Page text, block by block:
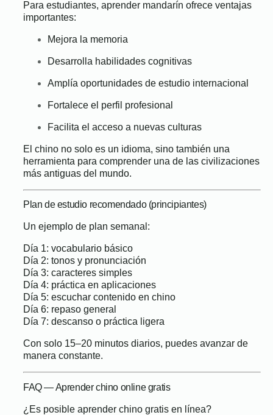
Para estudiantes, aprender mandarín ofrece ventajas
importantes:
Mejora la memoria
Desarrolla habilidades cognitivas
Amplía oportunidades de estudio internacional
Fortalece el perfil profesional
Facilita el acceso a nuevas culturas
El chino no solo es un idioma, sino también una
herramienta para comprender una de las civilizaciones
más antiguas del mundo.
Plan de estudio recomendado (principiantes)
Un ejemplo de plan semanal:
Día 1: vocabulario básico
Día 2: tonos y pronunciación
Día 3: caracteres simples
Día 4: práctica en aplicaciones
Día 5: escuchar contenido en chino
Día 6: repaso general
Día 7: descanso o práctica ligera
Con solo 15–20 minutos diarios, puedes avanzar de
manera constante.
FAQ — Aprender chino online gratis
¿Es posible aprender chino gratis en línea?